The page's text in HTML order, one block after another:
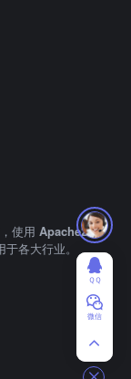
使用 Apache2.0
各大行业。
ＱＱ
微信